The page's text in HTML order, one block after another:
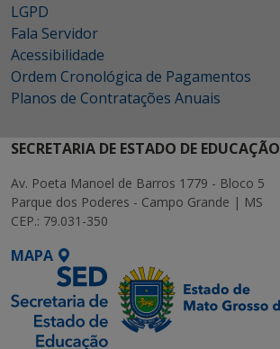
LGPD
Fala Servidor
Acessibilidade
Ordem Cronológica de Pagamentos
Planos de Contratações Anuais
SECRETARIA DE ESTADO DE EDUCAÇÃO
Av. Poeta Manoel de Barros 1779 - Bloco 5
Parque dos Poderes - Campo Grande | MS
CEP.: 79.031-350
MAPA